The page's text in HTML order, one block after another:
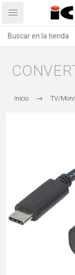
Inicio TV/